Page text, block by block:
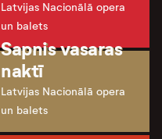
Latvijas Nacionālā opera
un balets
Sapnis vasaras
naktī
Latvijas Nacionālā opera
un balets